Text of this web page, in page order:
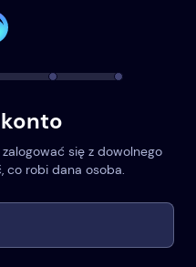
się z dowolnego
co robi dana osoba.